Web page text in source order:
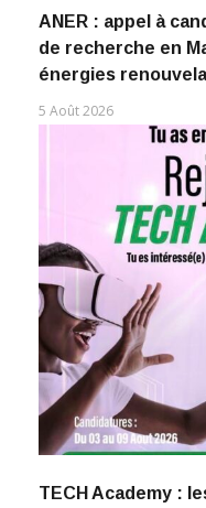
ANER : appel à
de recherche en
énergies
5 Août 2026
TECH Academy :